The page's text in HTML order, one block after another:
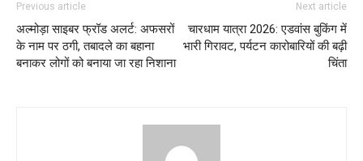
Previous article
अल्मोड़ा साइबर फ्रॉड अलर्ट: अफसरों
के नाम पर ठगी, तबादले का बहाना
बनाकर लोगों को बनाया जा रहा निशाना
Next article
चारधाम यात्रा 2026: एडवांस बुकिंग में
भारी गिरावट, पर्यटन कारोबारियों की बढ़ी
चिंता